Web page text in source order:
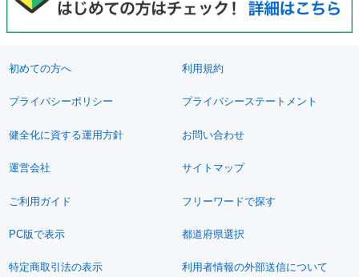
初めての方へ 利用規約
プライバシーポリシー プライバシーステートメント
健全化に資する運用方針 お問い合わせ
運営会社 サイトマップ
ご利用ガイド フリーワードで探す
PC版で表示 都道府県選択
特定商取引法の表示 利用者情報の外部送信について